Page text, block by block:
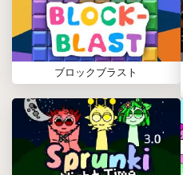
ブロックブラスト